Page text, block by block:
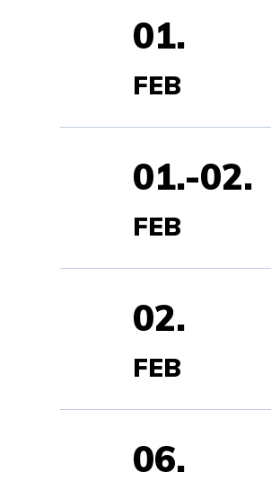
01.
FEB
01.-02.
FEB
02.
FEB
06.